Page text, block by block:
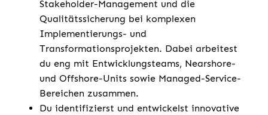
Stakeholder-Management und die
Qualitätssicherung bei komplexen
Implementierungs- und
Transformationsprojekten. Dabei arbeitest
du eng mit Entwicklungsteams, Nearshore-
und Offshore-Units sowie Managed-Service-
Bereichen zusammen.
Du identifizierst und entwickelst innovative